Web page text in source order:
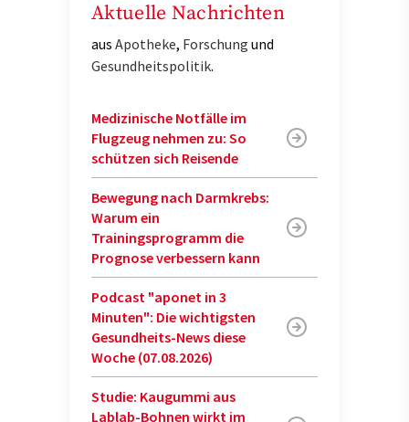
Aktuelle Nachrichten
aus Apotheke, Forschung und
Gesundheitspolitik.
Medizinische Notfälle im
Flugzeug nehmen zu: So
schützen sich Reisende
Bewegung nach Darmkrebs:
Warum ein
Trainingsprogramm die
Prognose verbessern kann
Podcast "aponet in 3
Minuten": Die wichtigsten
Gesundheits-News diese
Woche (07.08.2026)
Studie: Kaugummi aus
Lablab-Bohnen wirkt im